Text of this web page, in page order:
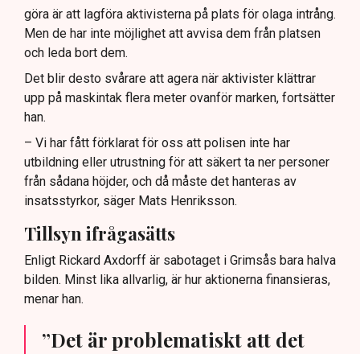
göra är att lagföra aktivisterna på plats för olaga intrång.
Men de har inte möjlighet att avvisa dem från platsen
och leda bort dem.
Det blir desto svårare att agera när aktivister klättrar
upp på maskintak flera meter ovanför marken, fortsätter
han.
– Vi har fått förklarat för oss att polisen inte har
utbildning eller utrustning för att säkert ta ner personer
från sådana höjder, och då måste det hanteras av
insatsstyrkor, säger Mats Henriksson.
Tillsyn ifrågasätts
Enligt Rickard Axdorff är sabotaget i Grimsås bara halva
bilden. Minst lika allvarlig, är hur aktionerna finansieras,
menar han.
”Det är problematiskt att det